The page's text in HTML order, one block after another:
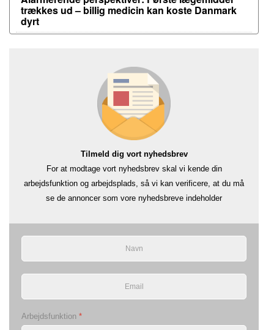
trækkes ud – billig medicin kan koste Danmark
dyrt
Tilmeld dig vort nyhedsbrev
For at modtage vort nyhedsbrev skal vi kende din
arbejdsfunktion og arbejdsplads, så vi kan verificere, at du må
se de annoncer som vore nyhedsbreve indeholder
Arbejdsfunktion *